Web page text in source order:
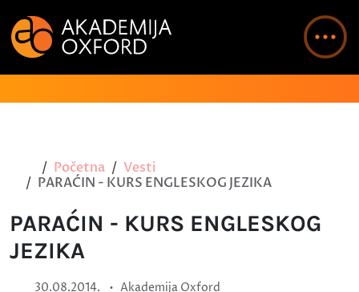
Početna
Vesti
PARAĆIN - KURS ENGLESKOG JEZIKA
PARAĆIN - KURS ENGLESKOG
JEZIKA
30.08.2014. • Akademija Oxford